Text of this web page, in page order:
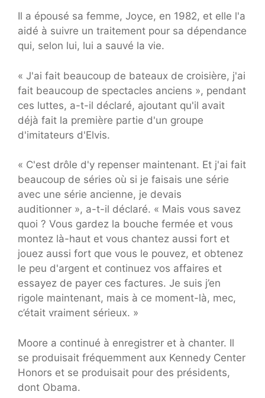
Il a épousé sa femme, Joyce, en 1982, et elle l'a
aidé à suivre un traitement pour sa dépendance
qui, selon lui, lui a sauvé la vie.
« J'ai fait beaucoup de bateaux de croisière, j'ai
fait beaucoup de spectacles anciens », pendant
ces luttes, a-t-il déclaré, ajoutant qu'il avait
déjà fait la première partie d'un groupe
d'imitateurs d'Elvis.
« C'est drôle d'y repenser maintenant. Et j'ai fait
beaucoup de séries où si je faisais une série
avec une série ancienne, je devais
auditionner », a-t-il déclaré. « Mais vous savez
quoi ? Vous gardez la bouche fermée et vous
montez là-haut et vous chantez aussi fort et
jouez aussi fort que vous le pouvez, et obtenez
le peu d'argent et continuez vos affaires et
essayez de payer ces factures. Je suis j’en
rigole maintenant, mais à ce moment-là, mec,
c’était vraiment sérieux. »
Moore a continué à enregistrer et à chanter. Il
se produisait fréquemment aux Kennedy Center
Honors et se produisait pour des présidents,
dont Obama.